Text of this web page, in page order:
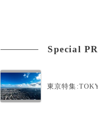
Special PR
東京特集